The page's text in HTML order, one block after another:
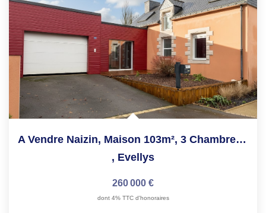
A Vendre Naizin, Maison 103m², 3 Chambres, Terrain...
, Evellys
260 000 €
dont 4% TTC d'honoraires